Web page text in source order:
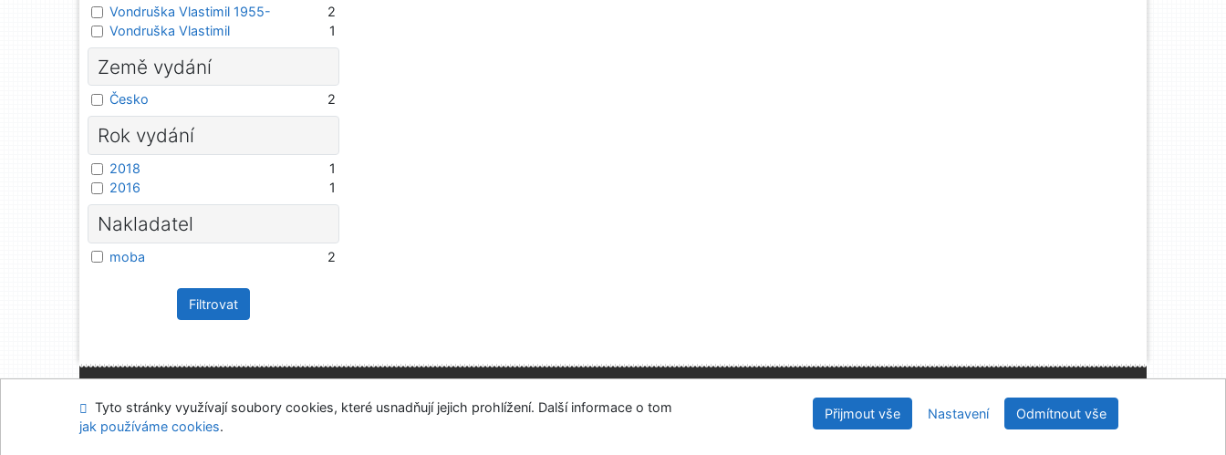
Vondruška Vlastimil 1955-
2
Vondruška Vlastimil
1
Země vydání
Česko 2
Rok vydání
2018
1
2016
1
Nakladatel
moba 2
Filtrovat
Brno
Tyto stránky využívají soubory cookies, které usnadňují jejich prohlížení. Další informace o tom
jak používáme cookies.
Přijmout vše Nastavení Odmítnout vše